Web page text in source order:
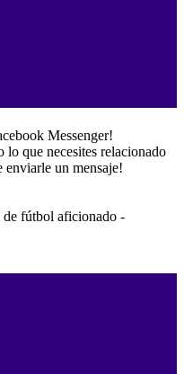
Messenger!
lo que necesites relacionado
un mensaje!
fútbol aficionado -